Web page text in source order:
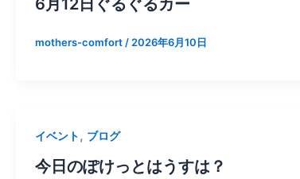
mothers-comfort / 2026年6月10日
イベント, ブログ
今日のぽけっとはうすは？